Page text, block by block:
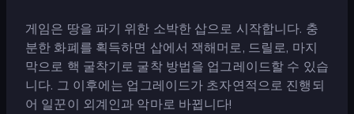
게임은 땅을 파기 위한 소박한 삽으로 시작합니다. 충
분한 화폐를 획득하면 삽에서 잭해머로, 드릴로, 마지
막으로 핵 굴착기로 굴착 방법을 업그레이드할 수 있습
니다. 그 이후에는 업그레이드가 초자연적으로 진행되
어 일꾼이 외계인과 악마로 바뀝니다!